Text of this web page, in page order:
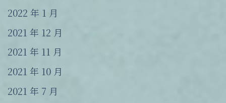
2022 年 1 月
2021 年 12 月
2021 年 11 月
2021 年 10 月
2021 年 7 月